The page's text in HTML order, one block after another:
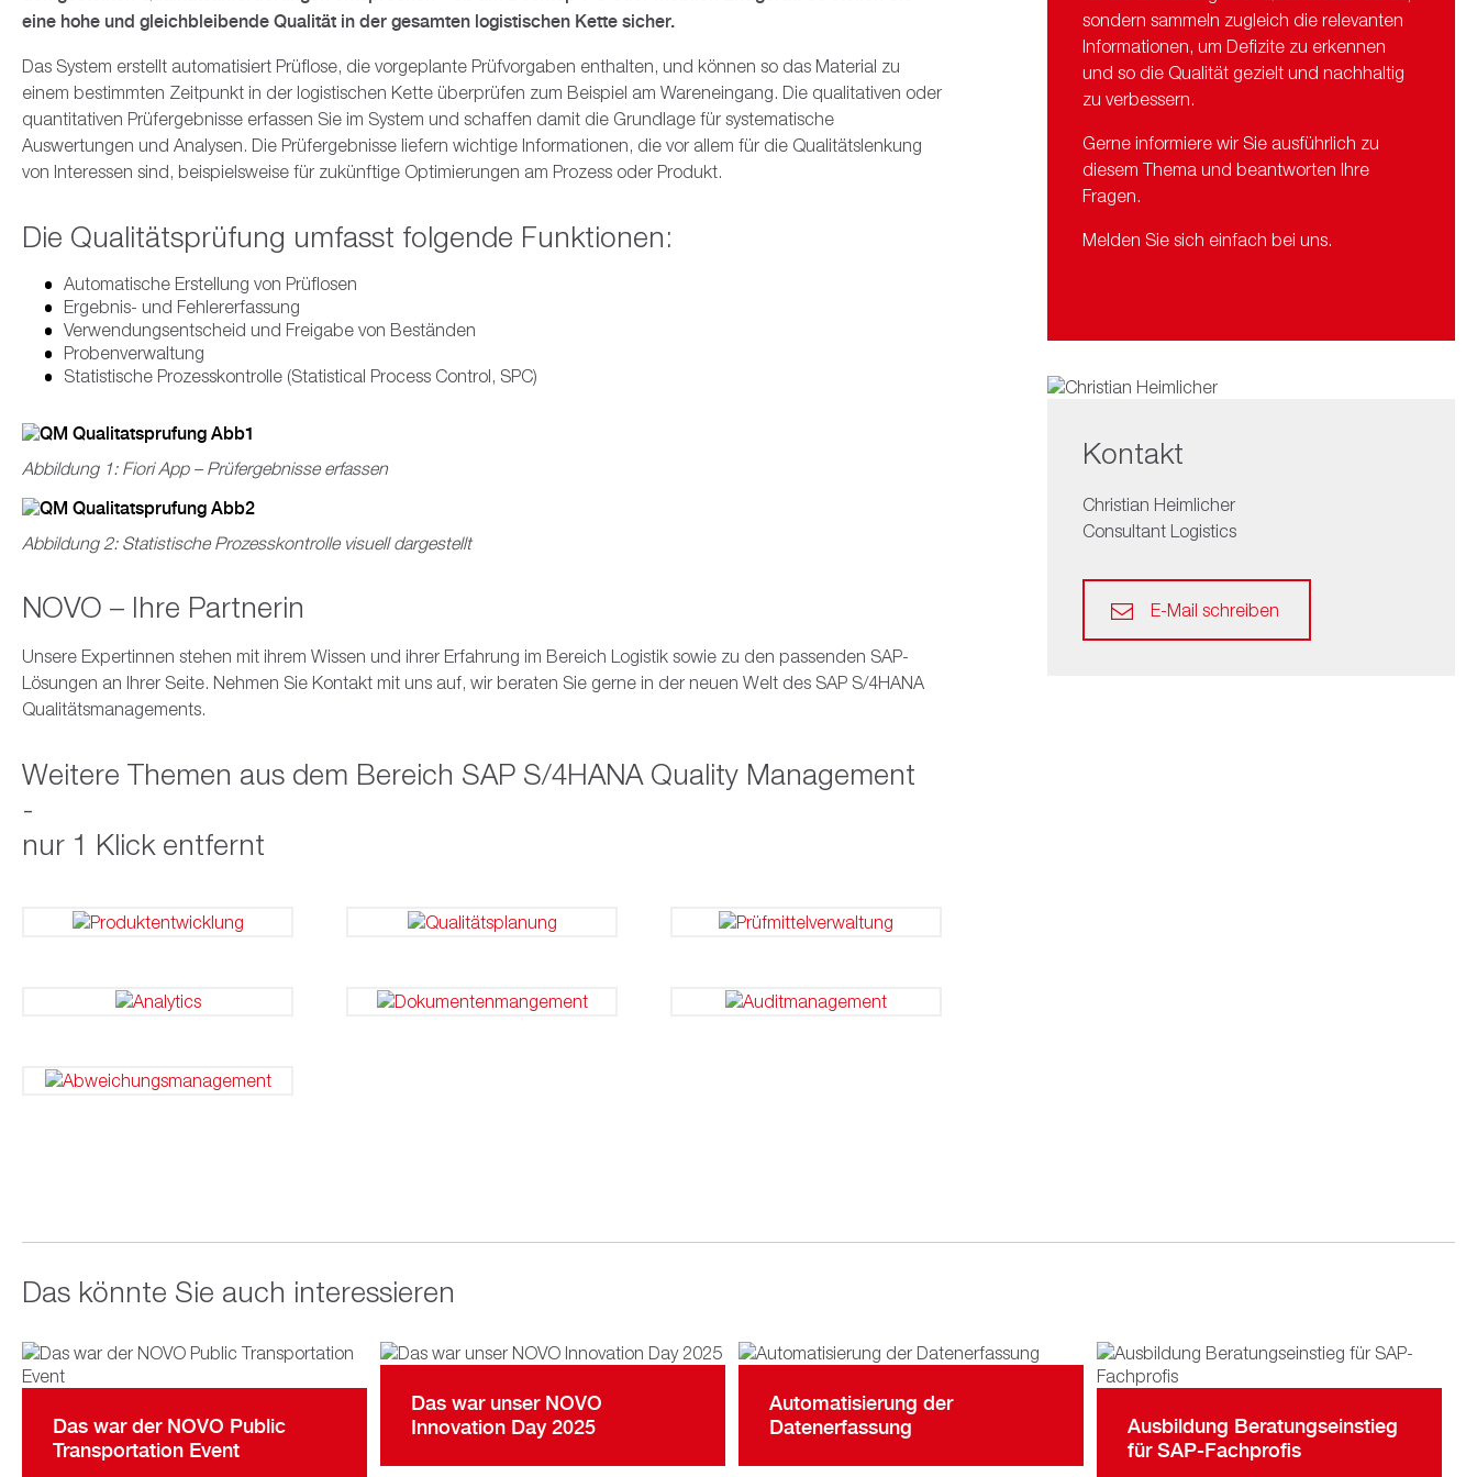
SAP Fiori
SAP Gen AI
RISE with SAP
SAP Planning
SAP Business Data Cloud
SAP Sales Cloud
SAP Service Cloud
SAP Emarsys
Facility & Project Management Geolokalisierung
Projektportfoliomanagement
Bauprojektmanagement
Building Information Modeling (BIM)
Vertragsmanagement
Finance
Neue Profitcenter-Rechnung mit SAP S/4HANA (FIN-PCA)
Automatisierung Abschlüsse mit SAP FCC und SAP AFC
ESG Reporting
Human Capital Management
Datenschutz in der EU und in der Schweiz
Payroll Control Center
Sustainability
Logistics
SAP Auditmanagement
Change und Adoption Services
SAP S4HANA
Sustainability Management
Business Partner
Standorte
Kontakt
Jobs
eine hohe und gleichbleibende Qualität in der gesamten logistischen Kette sicher.
Das System erstellt automatisiert Prüflose, die vorgeplante Prüfvorgaben enthalten, und können so das Material zu
einem bestimmten Zeitpunkt in der logistischen Kette überprüfen zum Beispiel am Wareneingang. Die qualitativen oder
quantitativen Prüfergebnisse erfassen Sie im System und schaffen damit die Grundlage für systematische
Auswertungen und Analysen. Die Prüfergebnisse liefern wichtige Informationen, die vor allem für die Qualitätslenkung
von Interessen sind, beispielsweise für zukünftige Optimierungen am Prozess oder Produkt.
Die Qualitätsprüfung umfasst folgende Funktionen:
Automatische Erstellung von Prüflosen
Ergebnis- und Fehlererfassung
Verwendungsentscheid und Freigabe von Beständen
Probenverwaltung
Statistische Prozesskontrolle (Statistical Process Control, SPC)
Abbildung 1: Fiori App – Prüfergebnisse erfassen
Abbildung 2: Statistische Prozesskontrolle visuell dargestellt
NOVO – Ihre Partnerin
Unsere Expertinnen stehen mit ihrem Wissen und ihrer Erfahrung im Bereich Logistik sowie zu den passenden SAP-
Lösungen an Ihrer Seite. Nehmen Sie Kontakt mit uns auf, wir beraten Sie gerne in der neuen Welt des SAP S/4HANA
Qualitätsmanagements.
Weitere Themen aus dem Bereich SAP S/4HANA Quality Management
-
nur 1 Klick entfernt
sondern sammeln zugleich die relevanten
Informationen, um Defizite zu erkennen
und so die Qualität gezielt und nachhaltig
zu verbessern.
Gerne informiere wir Sie ausführlich zu
diesem Thema und beantworten Ihre
Fragen.
Melden Sie sich einfach bei uns.
Kontakt
Christian Heimlicher
Consultant Logistics
E-Mail schreiben
Das könnte Sie auch interessieren
Das war der NOVO Public
Transportation Event
Das war unser NOVO
Innovation Day 2025
Automatisierung der
Datenerfassung
Ausbildung Beratungseinstieg
für SAP-Fachprofis